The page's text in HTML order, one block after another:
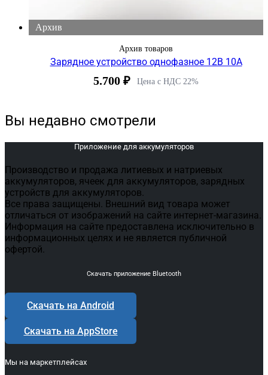
Архив
Архив товаров
Зарядное устройство однофазное 12В 10А
5.700 ₽ Цена с НДС 22%
Вы недавно смотрели
Приложение для аккумуляторов
Производство и продажа литиевых и натриевых
аккумуляторов, ячеек для аккумуляторов, зарядных
устройств для аккумуляторов.
Все права защищены. Внешний вид товара может
отличаться от изображений на сайте интернет-магазина.
Информация на сайте предоставлена исключительно в
информационных целях и не является публичной
офертой.
Скачать приложение Bluetooth
Скачать на Android
Скачать на AppStore
Мы на маркетплейсах